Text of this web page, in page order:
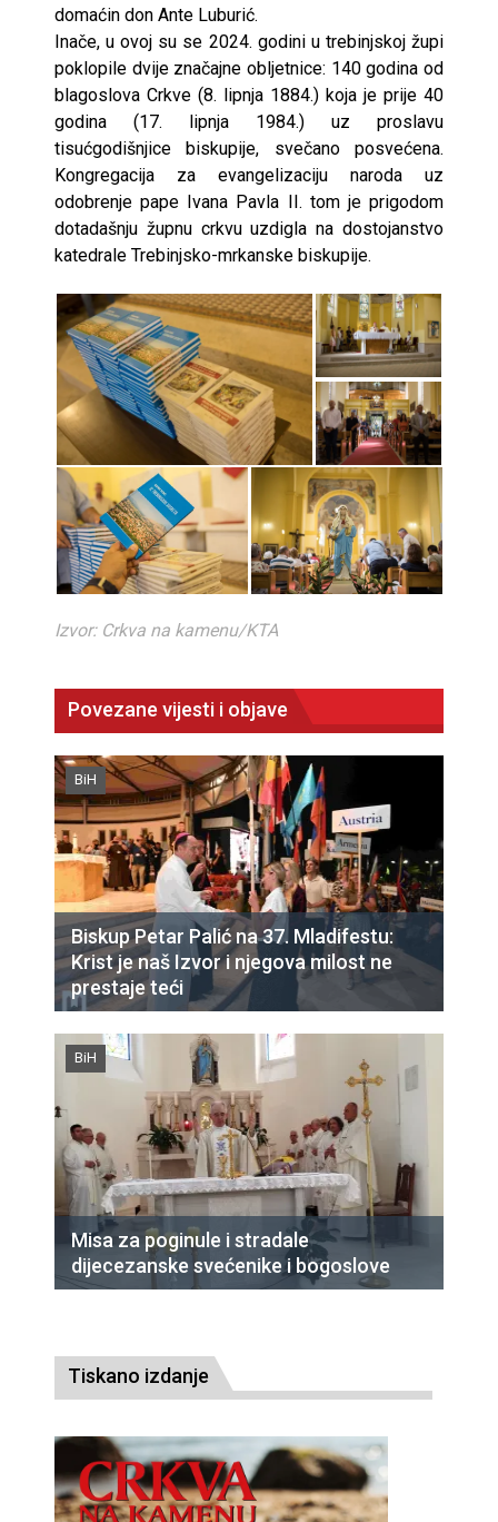
domaćin don Ante Luburić.
Inače, u ovoj su se 2024. godini u trebinjskoj župi
poklopile dvije značajne obljetnice: 140 godina od
blagoslova Crkve (8. lipnja 1884.) koja je prije 40
godina (17. lipnja 1984.) uz proslavu
tisućgodišnjice biskupije, svečano posvećena.
Kongregacija za evangelizaciju naroda uz
odobrenje pape Ivana Pavla II. tom je prigodom
dotadašnju župnu crkvu uzdigla na dostojanstvo
katedrale Trebinjsko-mrkanske biskupije.
Izvor: Crkva na kamenu/KTA
Povezane vijesti i objave
BiH
Biskup Petar Palić na 37. Mladifestu:
Krist je naš Izvor i njegova milost ne
prestaje teći
BiH
Misa za poginule i stradale
dijecezanske svećenike i bogoslove
Tiskano izdanje